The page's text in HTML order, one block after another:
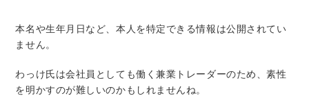
本名や生年月日など、本人を特定できる情報は公開されてい
ません。
わっけ氏は会社員としても働く兼業トレーダーのため、素性
を明かすのが難しいのかもしれませんね。